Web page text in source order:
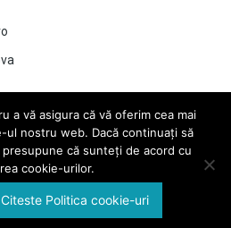
& Developed bywww.ayandesign.ro
a vă asigura că vă oferim cea mai
ul nostru web. Dacă continuați să
că sunteți de acord cu
cookie-urilor.
Citeste Politica cookie-uri